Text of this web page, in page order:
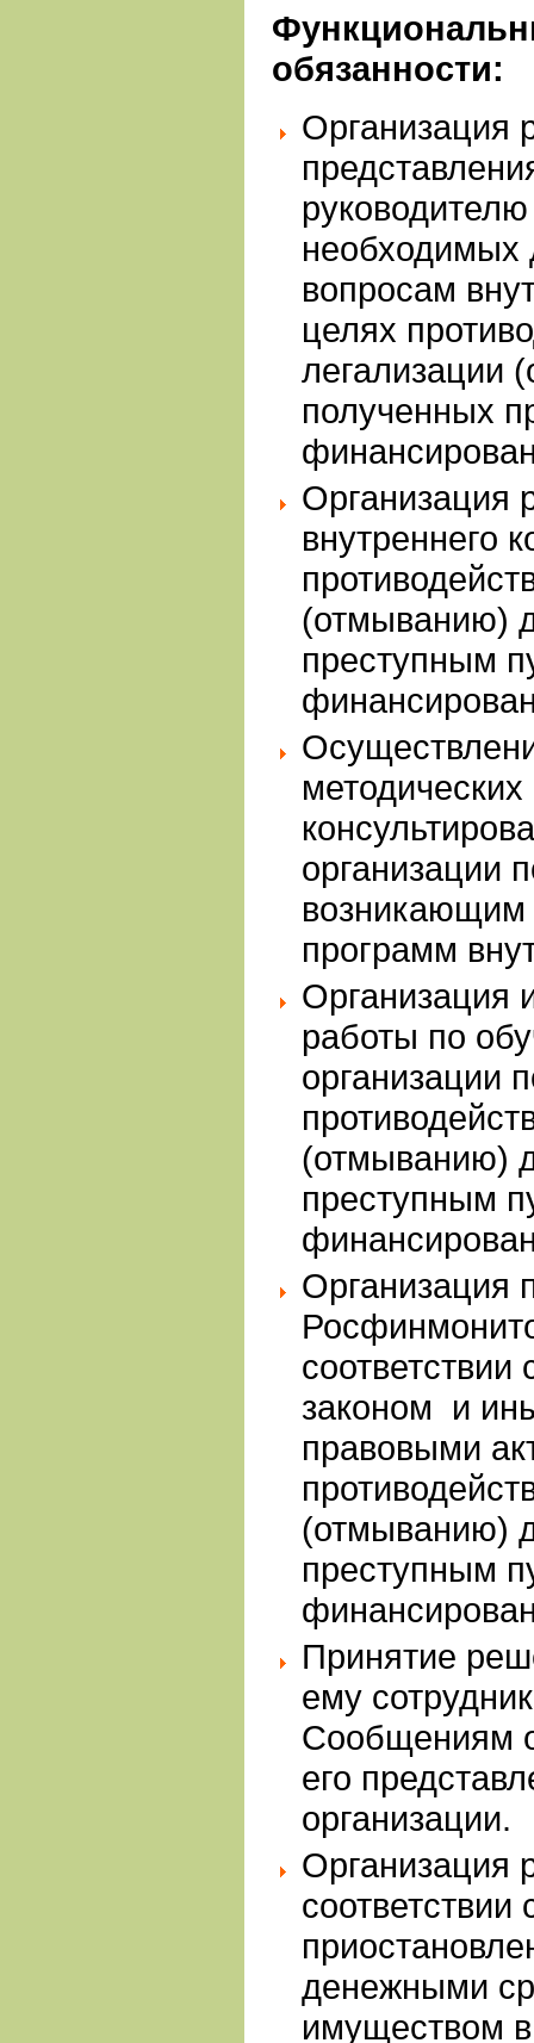
обязанности:
Организация
необходимых
вопросам
целях
легализации
полученных
Организация
внутреннего
(отмыванию)
преступным
организации
возникающим
программ
Организация
работы по
организации
(отмыванию)
преступным
Организация
законом и
правовыми
(отмыванию)
преступным
Принятие
ему
Сообщениям
его
организации.
Организация
соответствии
денежными
имуществом